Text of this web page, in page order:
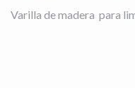
Varilla de madera para